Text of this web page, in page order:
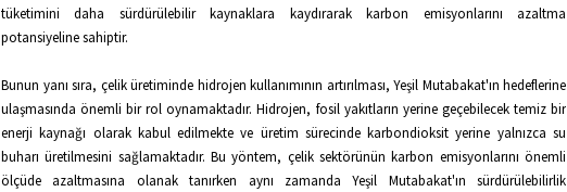
tüketimini daha sürdürülebilir kaynaklara kaydırarak karbon emisyonlarını azaltma
potansiyeline sahiptir.
Bunun yanı sıra, çelik üretiminde hidrojen kullanımının artırılması, Yeşil Mutabakat'ın hedeflerine
ulaşmasında önemli bir rol oynamaktadır. Hidrojen, fosil yakıtların yerine geçebilecek temiz bir
enerji kaynağı olarak kabul edilmekte ve üretim sürecinde karbondioksit yerine yalnızca su
buharı üretilmesini sağlamaktadır. Bu yöntem, çelik sektörünün karbon emisyonlarını önemli
ölçüde azaltmasına olanak tanırken aynı zamanda Yeşil Mutabakat'ın sürdürülebilirlik